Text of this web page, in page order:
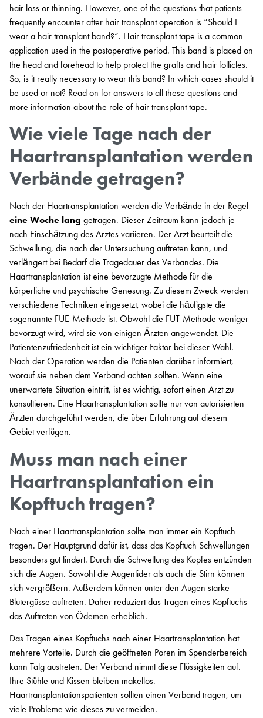
hair loss or thinning. However, one of the questions that patients
frequently encounter after hair transplant operation is “Should I
wear a hair transplant band?”. Hair transplant tape is a common
application used in the postoperative period. This band is placed on
the head and forehead to help protect the grafts and hair follicles.
So, is it really necessary to wear this band? In which cases should it
be used or not? Read on for answers to all these questions and
more information about the role of hair transplant tape.
Wie viele Tage nach der
Haartransplantation werden
Verbände getragen?
Nach der Haartransplantation werden die Verbände in der Regel
eine Woche lang getragen. Dieser Zeitraum kann jedoch je
nach Einschätzung des Arztes variieren. Der Arzt beurteilt die
Schwellung, die nach der Untersuchung auftreten kann, und
verlängert bei Bedarf die Tragedauer des Verbandes. Die
Haartransplantation ist eine bevorzugte Methode für die
körperliche und psychische Genesung. Zu diesem Zweck werden
verschiedene Techniken eingesetzt, wobei die häufigste die
sogenannte FUE-Methode ist. Obwohl die FUT-Methode weniger
bevorzugt wird, wird sie von einigen Ärzten angewendet. Die
Patientenzufriedenheit ist ein wichtiger Faktor bei dieser Wahl.
Nach der Operation werden die Patienten darüber informiert,
worauf sie neben dem Verband achten sollten. Wenn eine
unerwartete Situation eintritt, ist es wichtig, sofort einen Arzt zu
konsultieren. Eine Haartransplantation sollte nur von autorisierten
Ärzten durchgeführt werden, die über Erfahrung auf diesem
Gebiet verfügen.
Muss man nach einer
Haartransplantation ein
Kopftuch tragen?
Nach einer Haartransplantation sollte man immer ein Kopftuch
tragen. Der Hauptgrund dafür ist, dass das Kopftuch Schwellungen
besonders gut lindert. Durch die Schwellung des Kopfes entzünden
sich die Augen. Sowohl die Augenlider als auch die Stirn können
sich vergrößern. Außerdem können unter den Augen starke
Blutergüsse auftreten. Daher reduziert das Tragen eines Kopftuchs
das Auftreten von Ödemen erheblich.
Das Tragen eines Kopftuchs nach einer Haartransplantation hat
mehrere Vorteile. Durch die geöffneten Poren im Spenderbereich
kann Talg austreten. Der Verband nimmt diese Flüssigkeiten auf.
Ihre Stühle und Kissen bleiben makellos.
Haartransplantationspatienten sollten einen Verband tragen, um
viele Probleme wie dieses zu vermeiden.